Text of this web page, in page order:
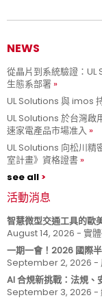
NEWS
從晶片到系統驗證：
生態系部署
UL Solutions 與 imos
UL Solutions 於台灣啟
速家電產品市場准入
UL Solutions 向松川精
室計畫》資格證書
see all
活動消息
智慧微型交通工具的歐
August 14, 2026 - 實體
一期一會！2026 國際
September 2, 2026 -
AI 合規新挑戰：法規、
September 3, 2026 -